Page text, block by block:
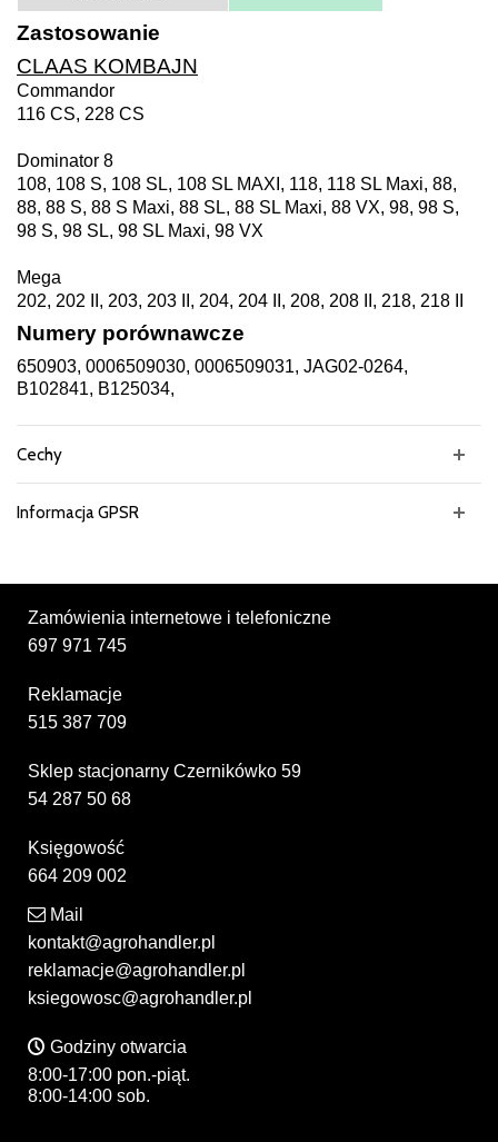
Zastosowanie
CLAAS KOMBAJN
Commandor
116 CS, 228 CS
Dominator 8
108, 108 S, 108 SL, 108 SL MAXI, 118, 118 SL Maxi, 88,
88, 88 S, 88 S Maxi, 88 SL, 88 SL Maxi, 88 VX, 98, 98 S,
98 S, 98 SL, 98 SL Maxi, 98 VX
Mega
202, 202 II, 203, 203 II, 204, 204 II, 208, 208 II, 218, 218 II
Numery porównawcze
650903, 0006509030, 0006509031, JAG02-0264,
B102841, B125034,
Cechy
Informacja GPSR
Zamówienia internetowe i telefoniczne
697 971 745
Reklamacje
515 387 709
Sklep stacjonarny Czernikówko 59
54 287 50 68
Księgowość
664 209 002
Mail
kontakt@agrohandler.pl
reklamacje@agrohandler.pl
ksiegowosc@agrohandler.pl
Godziny otwarcia
8:00-17:00 pon.-piąt.
8:00-14:00 sob.